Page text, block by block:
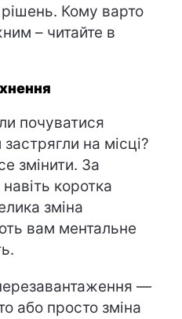
рішень. Кому варто
– читайте в
почуватися
на місці?
змінити. За
коротка
зміна
вам ментальне
—
або просто зміна